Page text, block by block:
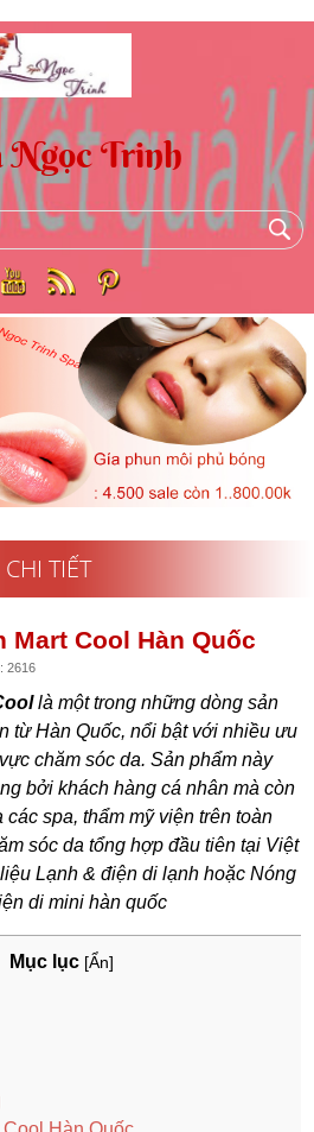
CHI TIẾT
Mart Cool Hàn Quốc
2616
là một trong những dòng sản
từ Hàn Quốc, nổi bật với nhiều ưu
chăm sóc da. Sản phẩm này
bởi khách hàng cá nhân mà còn
spa, thẩm mỹ viện trên toàn
sóc da tổng hợp đầu tiên tại Việt
Lạnh & điện di lạnh hoặc Nóng
di mini hàn quốc
Mục lục [Ẩn]